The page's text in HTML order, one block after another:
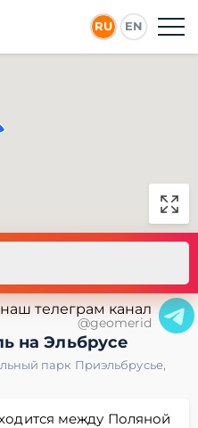
RU EN
наш телеграм канал
@geomerid
на Эльбрусе
парк Приэльбрусье,
между Поляной